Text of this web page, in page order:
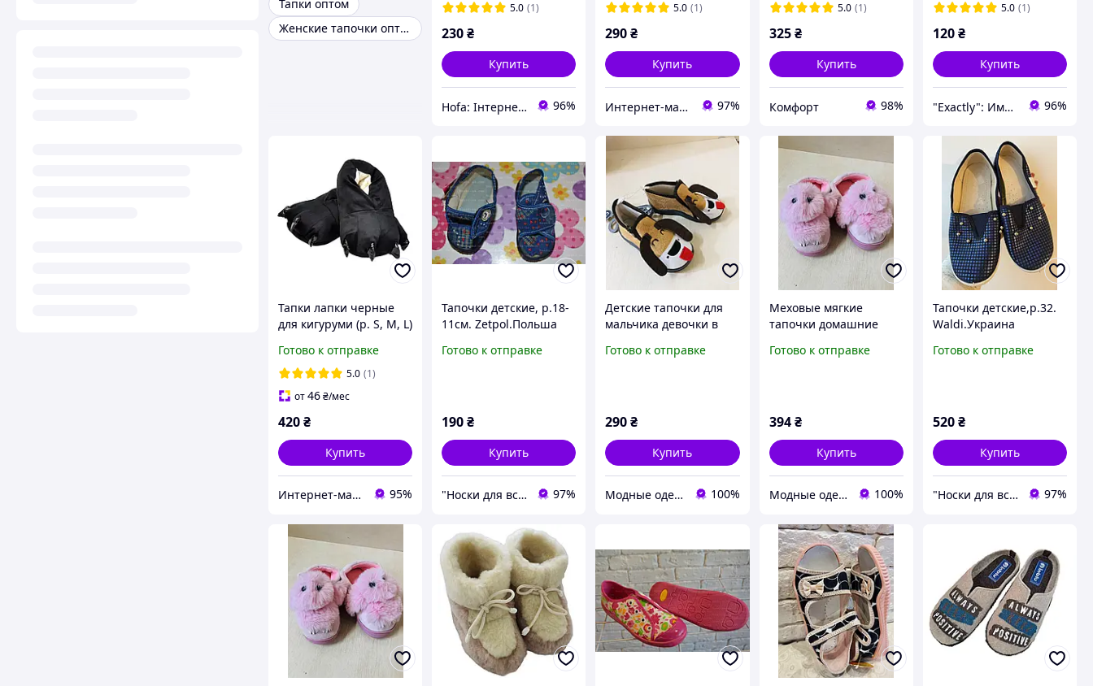
Тапки оптом
Женские тапочки оптом
детские тапки синие
5.0 (1)
230₴
Купить
Hofa: Інтернет-магазин обуви, одежды и товаров для дома! 96%
5.0 (1)
290₴
Купить
Интернет-магазин "Галерея Овчины" 97%
дома, сада, прогулок
5.0 (1)
325 ₴
Купить
Комфорт 98%
красные
5.0 (1)
120₴
Купить
"Exactly": Именно то, что Вы искали! 96%
Тапки лапки черные
для кигуруми (р. S, M, L)
Готово к отправке
5.0 (1)
от46₴/мес
420₴
Купить
Интернет-магазин Tailor 95%
Тапочки детские, р.18-
11см. Zetpol.Польша
Готово к отправке
190₴
Купить
"Носки для всієї сім'ї, одяг, взуття та інші товари" 97%
Детские тапочки для
мальчика девочки в
Готово к отправке
290₴
Купить
Модные одежки для меня и крошки 100%
Меховые мягкие
тапочки домашние
разные цвета размер
Готово к отправке
394 ₴
Купить
Модные одежки для меня и крошки 100%
Тапочки детские,р.32.
Waldi.Украина
Готово к отправке
520₴
Купить
"Носки для всієї сім'ї, одяг, взуття та інші товари" 97%